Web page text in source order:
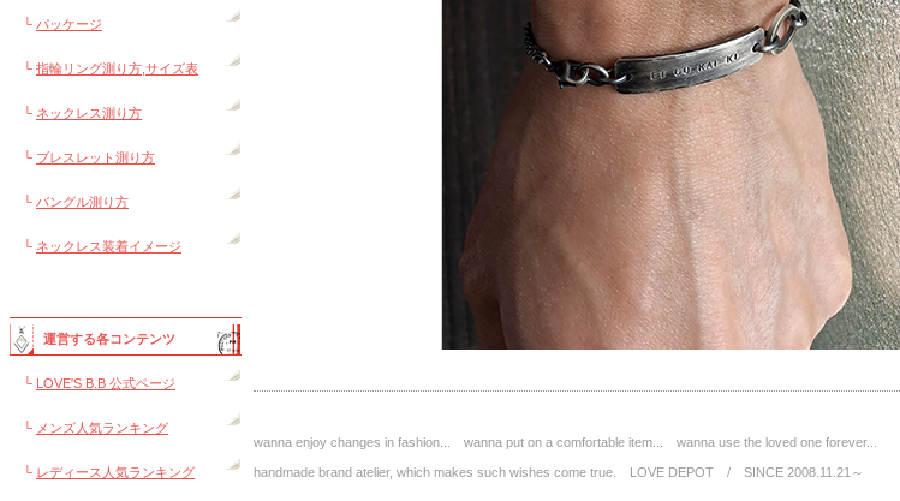
└ パッケージ
└ 指輪リング測り方,サイズ表
└ ネックレス測り方
└ ブレスレット測り方
└ バングル測り方
└ ネックレス装着イメージ
運営する各コンテンツ
└ LOVE'S B.B 公式ページ
└ メンズ人気ランキング
└ レディース人気ランキング
wanna enjoy changes in fashion... wanna put on a comfortable item... wanna use the loved one forever...
handmade brand atelier, which makes such wishes come true. LOVE DEPOT / SINCE 2008.11.21～